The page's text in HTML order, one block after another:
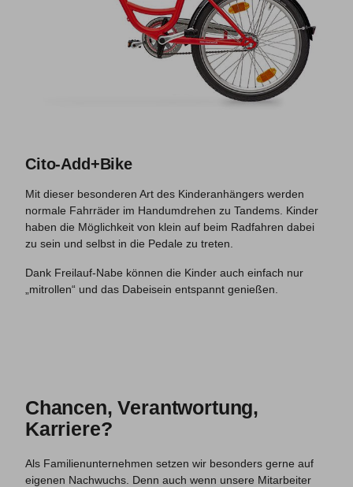
Cito-Add+Bike
Mit dieser besonderen Art des Kinderanhängers werden
normale Fahrräder im Handumdrehen zu Tandems. Kinder
haben die Möglichkeit von klein auf beim Radfahren dabei
zu sein und selbst in die Pedale zu treten.
Dank Freilauf-Nabe können die Kinder auch einfach nur
„mitrollen“ und das Dabeisein entspannt genießen.
Chancen, Verantwortung,
Karriere?
Als Familienunternehmen setzen wir besonders gerne auf
eigenen Nachwuchs. Denn auch wenn unsere Mitarbeiter